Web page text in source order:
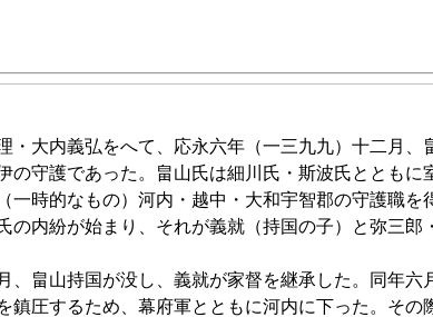
大内義弘をへて、応永六年（一三九九）十二月、
の守護であった。畠山氏は細川氏・斯波氏ととも
一時的なもの）河内・越中・大和宇智郡の守護職
の内紛が始まり、それが義就（持国の子）と弥三
畠山持国が没し、義就が家督を継承した。同年六
鎮圧するため、幕府軍とともに河内に下った。そ